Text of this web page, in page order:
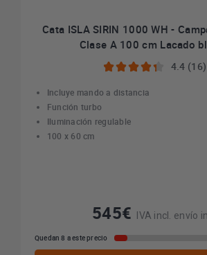
Cata ISLA SIRIN 1000 WH -
Clase A 100 cm Lacado
4.4 (16)
Incluye mando a distancia
Función turbo
Iluminación regulable
100 x 60 cm
545€ IVA incl. envío
Quedan 8 a este precio